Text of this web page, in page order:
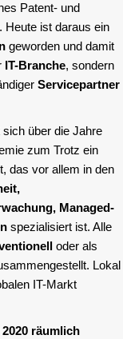
Patent- und
Heute ist daraus ein
geworden und damit
IT-Branche, sondern
Servicepartner
sich über die Jahre
zum Trotz ein
das vor allem in den
Managed-
spezialisiert ist. Alle
oder als
Lokal
IT-Markt
2020 räumlich